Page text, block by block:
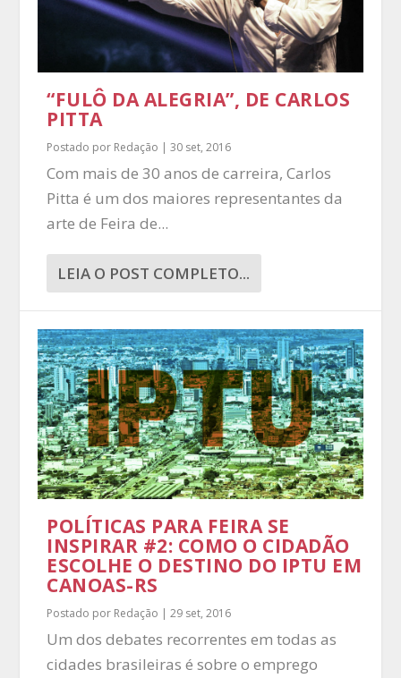
“FULÔ DA ALEGRIA”, DE CARLOS
PITTA
Postado por Redação |30 set, 2016
Com mais de 30 anos de carreira, Carlos
Pitta é um dos maiores representantes da
arte de Feira de...
LEIA O POST COMPLETO...
POLÍTICAS PARA FEIRA SE
INSPIRAR #2: COMO O CIDADÃO
ESCOLHE O DESTINO DO IPTU EM
CANOAS-RS
Postado por Redação |29 set, 2016
Um dos debates recorrentes em todas as
cidades brasileiras é sobre o emprego